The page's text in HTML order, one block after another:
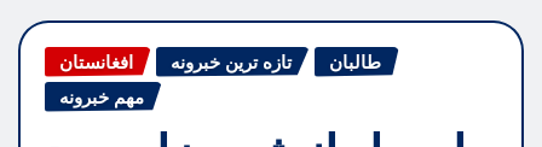
افغانستان تازه ترین خبرونه
طالبان
مهم خبرونه